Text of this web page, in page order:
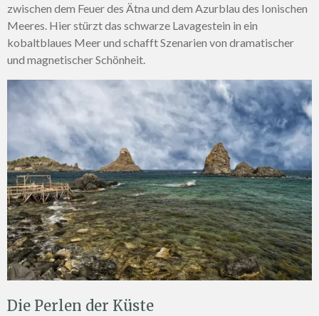
zwischen dem Feuer des Ätna und dem Azurblau des Ionischen
Meeres. Hier stürzt das schwarze Lavagestein in ein
kobaltblaues Meer und schafft Szenarien von dramatischer
und magnetischer Schönheit.
Die Perlen der Küste